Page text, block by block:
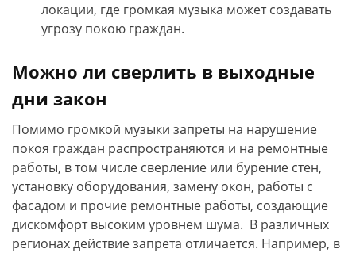
локации, где громкая музыка может создавать
угрозу покою граждан.
Можно ли сверлить в выходные
дни закон
Помимо громкой музыки запреты на нарушение
покоя граждан распространяются и на ремонтные
работы, в том числе сверление или бурение стен,
установку оборудования, замену окон, работы с
фасадом и прочие ремонтные работы, создающие
дискомфорт высоким уровнем шума. В различных
регионах действие запрета отличается. Например, в